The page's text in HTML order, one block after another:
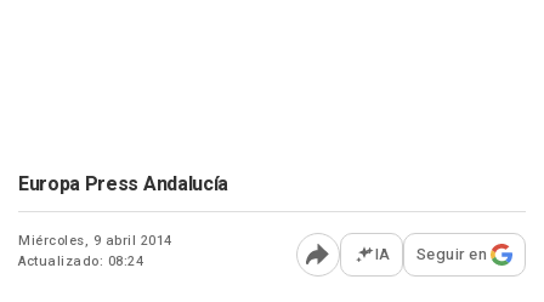
Europa Press Andalucía
Miércoles, 9 abril 2014
Actualizado: 08:24
Abrir opciones para
IA Seguir en